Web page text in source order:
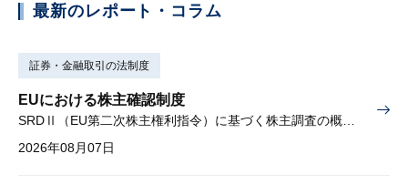
最新のレポート・コラム
証券・金融取引の法制度
EUにおける株主確認制度
SRDⅡ（EU第二次株主権利指令）に基づく株主調査の概要と課題
2026年08月07日